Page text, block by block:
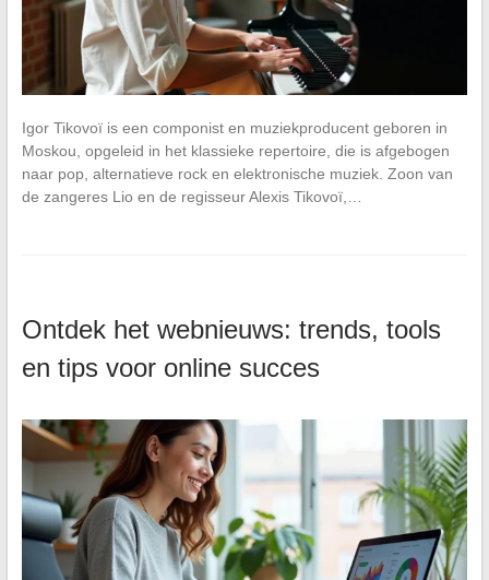
Igor Tikovoï is een componist en muziekproducent geboren in
Moskou, opgeleid in het klassieke repertoire, die is afgebogen
naar pop, alternatieve rock en elektronische muziek. Zoon van
de zangeres Lio en de regisseur Alexis Tikovoï,…
Ontdek het webnieuws: trends, tools
en tips voor online succes